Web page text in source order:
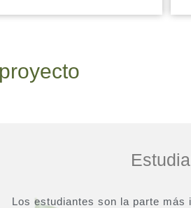
Los estudiantes son la parte más